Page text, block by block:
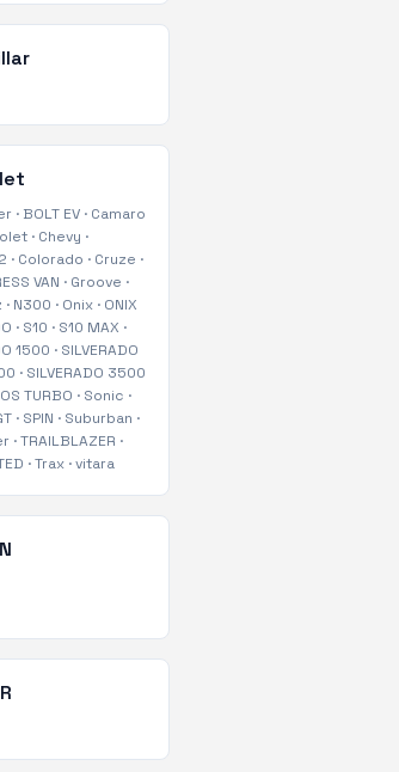
· BOLT EV· Camaro
· Chevy ·
· Colorado · Cruze ·
VAN · Groove ·
· N300 · Onix· ONIX
· S10 · S10 MAX ·
1500 · SILVERADO
· SILVERADO 3500
TURBO · Sonic ·
· SPIN · Suburban ·
·TRAILBLAZER ·
·Trax·vitara